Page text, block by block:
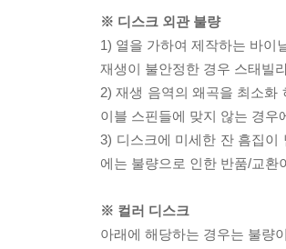
※ 디스크 외관 불량
1) 열을 가하여 제작하는 바이
재생이 불안정한 경우 스태빌
2) 재생 음역의 왜곡을 최소화
이블 스핀들에 맞지 않는 경우
3) 디스크에 미세한 잔 흠집이
에는 불량으로 인한 반품/교환
※ 컬러 디스크
아래에 해당하는 경우는 불량